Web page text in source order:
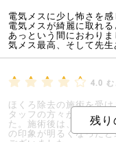
電気メスに少し怖さを
電気メスが綺麗に取れ
あっという間におわり
気メス最高、そして先生
4.0
ほくろ除去の施術を受
タッフの方々が優しく
た。施術後は、ほくろ
の印象が明るくなった